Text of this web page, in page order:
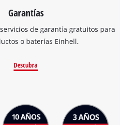
Garantías
de garantía gratuitos para
o baterías Einhell.
Descubra